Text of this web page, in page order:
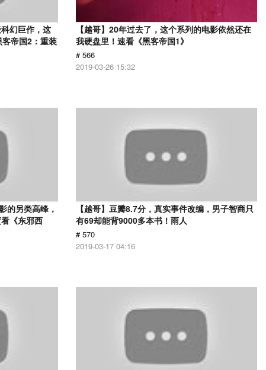
幻巨作，这
帝国2：重装
【越哥】20年过去了，这个系列的电影依然还在
我硬盘里！速看《黑客帝国1》
# 566
2019-03-26 15:32
的另类高峰，
《东邪西
【越哥】豆瓣8.7分，真实事件改编，男子智商只
有69却能背9000多本书！雨人
# 570
2019-03-17 04:16